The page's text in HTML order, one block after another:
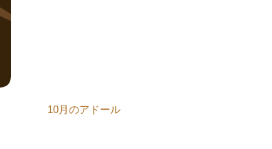
10月のアドール